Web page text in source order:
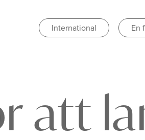
International En
att